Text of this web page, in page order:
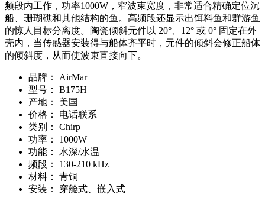
频段内工作，功率1000W，窄波束宽度，非常适合精确定位沉
船、珊瑚礁和其他结构的鱼。高频段还显示出饵料鱼和群游鱼
的惊人目标分离度。陶瓷倾斜元件以 20°、12° 或 0° 固定在外
壳内，当传感器安装得与船体齐平时，元件的倾斜会修正船体
的倾斜度，从而使波束直接向下。
品牌：
AirMar
型号：
B175H
产地：
美国
价格：
电话联系
类别：
Chirp
功率：
1000W
功能：
水深/水温
频段：
130-210 kHz
材料：
青铜
安装：
穿舱式、嵌入式